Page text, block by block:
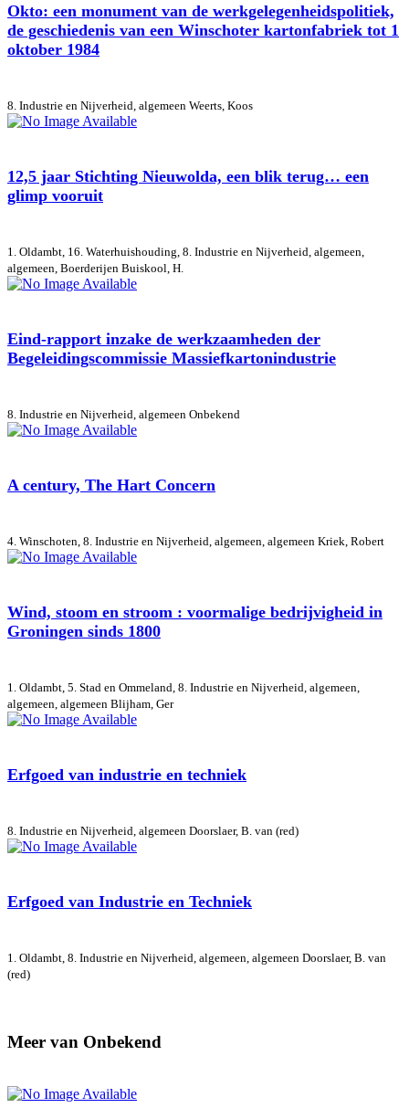
Okto: een monument van de werkgelegenheidspolitiek,
de geschiedenis van een Winschoter kartonfabriek tot 1
oktober 1984
8. Industrie en Nijverheid, algemeen Weerts, Koos
12,5 jaar Stichting Nieuwolda, een blik terug… een
glimp vooruit
1. Oldambt, 16. Waterhuishouding, 8. Industrie en Nijverheid, algemeen,
algemeen, Boerderijen Buiskool, H.
Eind-rapport inzake de werkzaamheden der
Begeleidingscommissie Massiefkartonindustrie
8. Industrie en Nijverheid, algemeen Onbekend
A century, The Hart Concern
4. Winschoten, 8. Industrie en Nijverheid, algemeen, algemeen Kriek, Robert
Wind, stoom en stroom : voormalige bedrijvigheid in
Groningen sinds 1800
1. Oldambt, 5. Stad en Ommeland, 8. Industrie en Nijverheid, algemeen,
algemeen, algemeen Blijham, Ger
Erfgoed van industrie en techniek
8. Industrie en Nijverheid, algemeen Doorslaer, B. van (red)
Erfgoed van Industrie en Techniek
1. Oldambt, 8. Industrie en Nijverheid, algemeen, algemeen Doorslaer, B. van
(red)
Meer van Onbekend